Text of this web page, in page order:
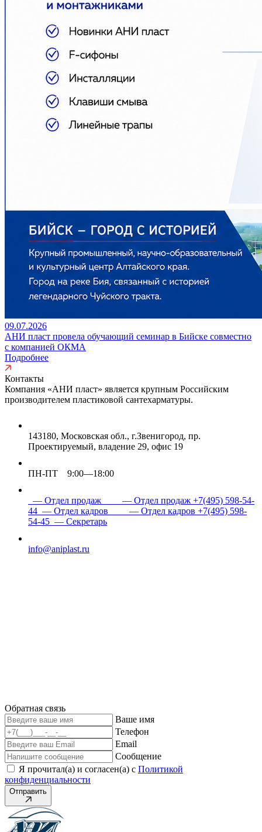
09.07.2026
АНИ пласт провела обучающий семинар в Бийске совместно
с компанией ОКМА
Подробнее
Контакты
Компания «АНИ пласт» является крупным Российским
производителем пластиковой сантехарматуры.
143180, Московская обл., г.Звенигород, пр.
Проектируемый, владение 29, офис 19
ПН-ПТ 9:00—18:00
— Отдел продаж — Отдел продаж +7(495) 598-54-
44 — Отдел кадров — Отдел кадров +7(495) 598-
54-45 — Секретарь
info@aniplast.ru
Обратная связь
Ваше имя
Телефон
Email
Сообщение
Я прочитал(а) и согласен(а) с Политикой
конфиденциальности
Отправить